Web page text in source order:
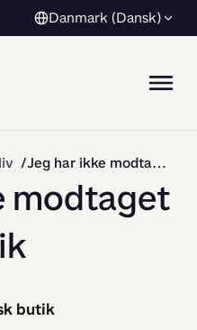
Danmark (Dansk)
Jeg har ikke modtaget vare fra butik
modtaget
butik